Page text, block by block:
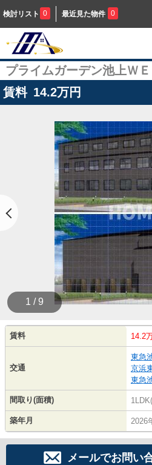
検討リスト 0 最近見た物件 0
プライムガーデン池上Ｗ
賃料 14.2万円
1 / 9
賃料 14.2
交通
東急
京浜
東急
間取り(面積)
築年月 2026
メールでお問い